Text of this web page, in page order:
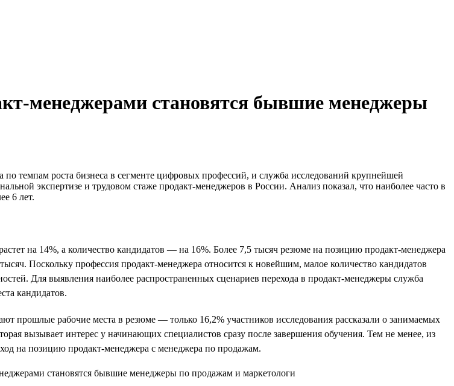
менеджерами становятся бывшие менеджеры
по темпам роста бизнеса в сегменте цифровых профессий, и служба исследований крупнейшей
экспертизе и трудовом стаже продакт-менеджеров в России. Анализ показал, что наиболее часто в
6 лет.
на 14%, а количество кандидатов — на 16%. Более 7,5 тысяч резюме на позицию продакт-менеджера
Поскольку профессия продакт-менеджера относится к новейшим, малое количество кандидатов
Для выявления наиболее распространенных сценариев перехода в продакт-менеджеры служба
кандидатов.
прошлые рабочие места в резюме — только 16,2% участников исследования рассказали о занимаемых
вызывает интерес у начинающих специалистов сразу после завершения обучения. Тем не менее, из
на позицию продакт-менеджера с менеджера по продажам.